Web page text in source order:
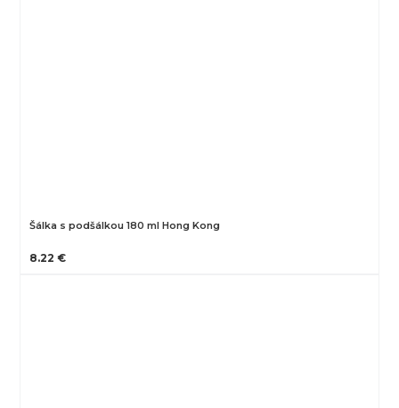
Šálka s podšálkou 180 ml Hong Kong
8.22 €